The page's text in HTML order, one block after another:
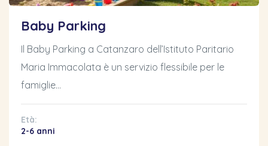
Baby Parking
Il Baby Parking a Catanzaro dell’Istituto Paritario
Maria Immacolata è un servizio flessibile per le
famiglie…
Età:
2-6 anni